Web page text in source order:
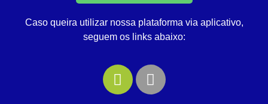
Caso queira utilizar nossa plataforma via aplicativo,
seguem os links abaixo: